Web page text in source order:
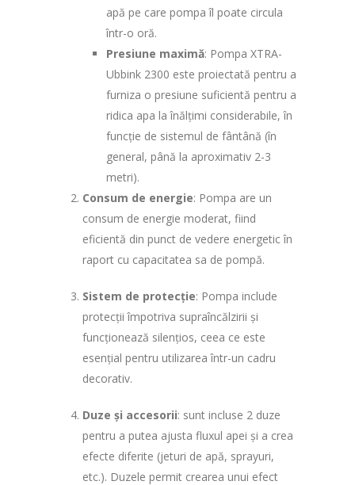
apă pe care pompa îl poate circula
într-o oră.
Presiune maximă: Pompa XTRA-
Ubbink 2300 este proiectată pentru a
furniza o presiune suficientă pentru a
ridica apa la înălțimi considerabile, în
funcție de sistemul de fântână (în
general, până la aproximativ 2-3
metri).
Consum de energie: Pompa are un
consum de energie moderat, fiind
eficientă din punct de vedere energetic în
raport cu capacitatea sa de pompă.
Sistem de protecție: Pompa include
protecții împotriva supraîncălzirii și
funcționează silențios, ceea ce este
esențial pentru utilizarea într-un cadru
decorativ.
Duze și accesorii: sunt incluse 2 duze
pentru a putea ajusta fluxul apei și a crea
efecte diferite (jeturi de apă, sprayuri,
etc.). Duzele permit crearea unui efect